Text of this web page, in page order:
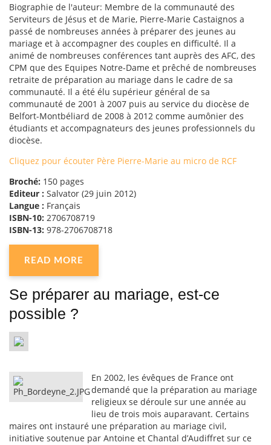
Biographie de l'auteur: Membre de la communauté des
Serviteurs de Jésus et de Marie, Pierre-Marie Castaignos a
passé de nombreuses années à préparer des jeunes au
mariage et à accompagner des couples en difficulté. Il a
animé de nombreuses conférences tant auprès des AFC, des
CPM que des Equipes Notre-Dame et prêché de nombreuses
retraite de préparation au mariage dans le cadre de sa
communauté. Il a été élu supérieur général de sa
communauté de 2001 à 2007 puis au service du diocèse de
Belfort-Montbéliard de 2008 à 2012 comme aumônier des
étudiants et accompagnateurs des jeunes professionnels du
diocèse.
Cliquez pour écouter Père Pierre-Marie au micro de RCF
Broché: 150 pages
Editeur : Salvator (29 juin 2012)
Langue : Français
ISBN-10: 2706708719
ISBN-13: 978-2706708718
READ MORE
Se préparer au mariage, est-ce
possible ?
En 2002, les évêques de France ont
demandé que la préparation au mariage
religieux se déroule sur une année au
lieu de trois mois auparavant. Certains
maires ont instauré une préparation au mariage civil,
initiative soutenue par Antoine et Chantal d’Audiffret sur ce